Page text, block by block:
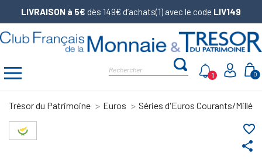
LIVRAISON à 5€ dès 149€ d’achats(1) avec le code LIV149
0
1
Trésor du Patrimoine Euros Séries d'Euros Courants/
share
favorite_border